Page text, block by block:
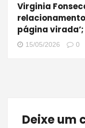
Virginia
relacionamento
página
15/05/2026 0
Deixe um